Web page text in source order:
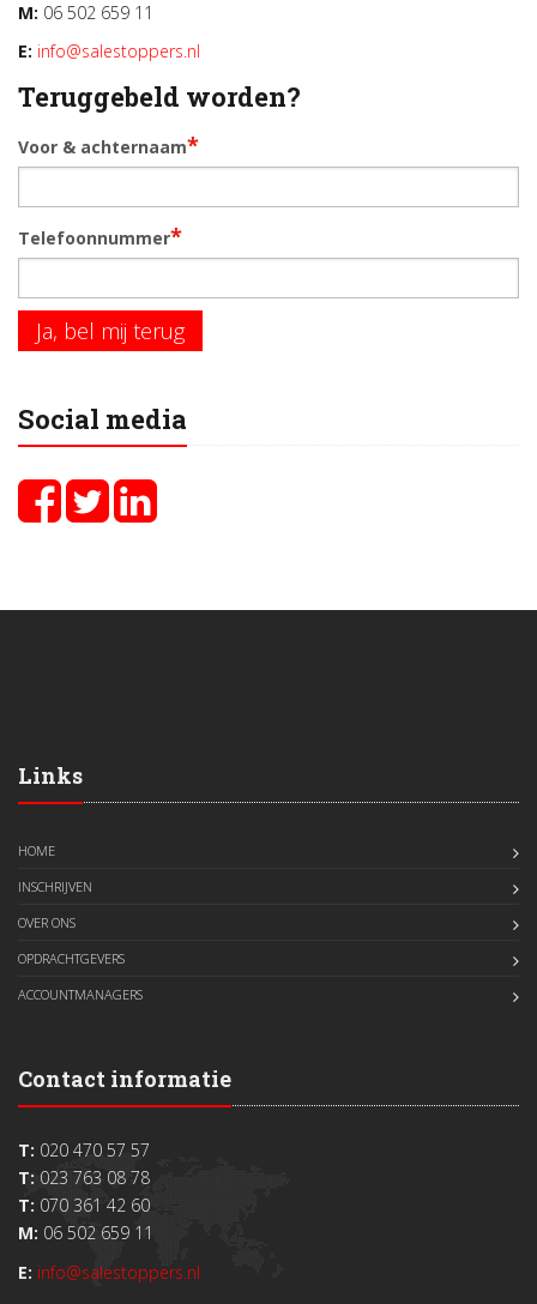
M: 06 502 659 11
E: info@salestoppers.nl
Teruggebeld worden?
Voor & achternaam*
Telefoonnummer*
Ja, bel mij terug
Social media
Links
HOME
INSCHRIJVEN
OVER ONS
OPDRACHTGEVERS
ACCOUNTMANAGERS
Contact informatie
T: 020 470 57 57
T: 023 763 08 78
T: 070 361 42 60
M: 06 502 659 11
E: info@salestoppers.nl